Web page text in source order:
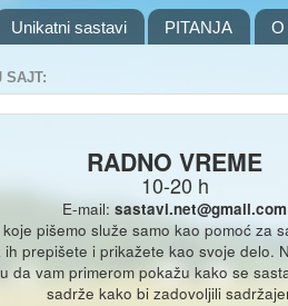
Unikatni sastavi PITANJA O
SAJT:
RADNO VREME
10-20 h
E-mail: sastavi.net@gmail.com
pišemo služe samo kao pomoć za
ih prepišete i prikažete kao svoje delo.
da vam primerom pokažu kako se
sadrže kako bi zadovoljili